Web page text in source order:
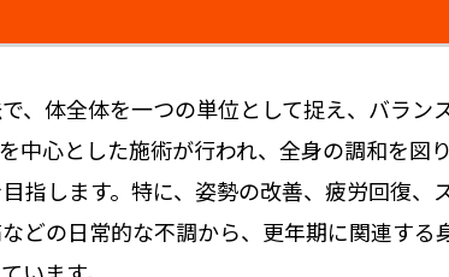
、体全体を一つの単位として捉え、バラン
中心とした施術が行われ、全身の調和を図り
指します。特に、姿勢の改善、疲労回復、
どの日常的な不調から、更年期に関連する